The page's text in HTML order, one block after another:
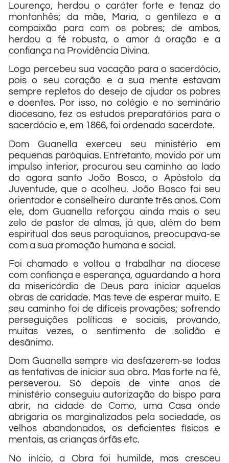
Lourenço, herdou o caráter forte e tenaz do
montanhês; da mãe, Maria, a gentileza e a
compaixão para com os pobres; de ambos,
herdou a fé robusta, o amor à oração e a
confiança na Providência Divina.
Logo percebeu sua vocação para o sacerdócio,
pois o seu coração e a sua mente estavam
sempre repletos do desejo de ajudar os pobres
e doentes. Por isso, no colégio e no seminário
diocesano, fez os estudos preparatórios para o
sacerdócio e, em 1866, foi ordenado sacerdote.
Dom Guanella exerceu seu ministério em
pequenas paróquias. Entretanto, movido por um
impulso interior, procurou seu caminho ao lado
do agora santo João Bosco, o Apóstolo da
Juventude, que o acolheu. João Bosco foi seu
orientador e conselheiro durante três anos. Com
ele, dom Guanella reforçou ainda mais o seu
zelo de pastor de almas, já que, além do bem
espiritual dos seus paroquianos, preocupava-se
com a sua promoção humana e social.
Foi chamado e voltou a trabalhar na diocese
com confiança e esperança, aguardando a hora
da misericórdia de Deus para iniciar aquelas
obras de caridade. Mas teve de esperar muito. E
seu caminho foi de difíceis provações; sofrendo
perseguições políticas e sociais, provando,
muitas vezes, o sentimento de solidão e
desânimo.
Dom Guanella sempre via desfazerem-se todas
as tentativas de iniciar sua obra. Mas forte na fé,
perseverou. Só depois de vinte anos de
ministério conseguiu autorização do bispo para
abrir, na cidade de Como, uma Casa onde
abrigaria os marginalizados pela sociedade, os
velhos abandonados, os deficientes físicos e
mentais, as crianças órfãs etc.
No início, a Obra foi humilde, mas cresceu